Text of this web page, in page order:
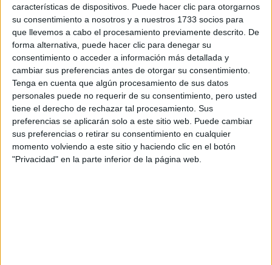
características de dispositivos. Puede hacer clic para otorgarnos
su consentimiento a nosotros y a nuestros 1733 socios para
que llevemos a cabo el procesamiento previamente descrito. De
forma alternativa, puede hacer clic para denegar su
consentimiento o acceder a información más detallada y
cambiar sus preferencias antes de otorgar su consentimiento.
Tenga en cuenta que algún procesamiento de sus datos
personales puede no requerir de su consentimiento, pero usted
tiene el derecho de rechazar tal procesamiento. Sus
preferencias se aplicarán solo a este sitio web. Puede cambiar
sus preferencias o retirar su consentimiento en cualquier
momento volviendo a este sitio y haciendo clic en el botón
"Privacidad" en la parte inferior de la página web.
5.
I. Bulantsev - M.
Belyukov
Toyota GR
Yaris Rally2
+53.7
6.
J. Jiménez - E.
Ferrán
Ford Fiesta
Rally2
7.
F. Dorado - A.
Lamas
Škoda Fabia
RS Rally2
+1:20.5
8.
N. Otto - H.
Magalhães
Škoda Fabia
R5
+1:47.5
Cargando
nueva noticia